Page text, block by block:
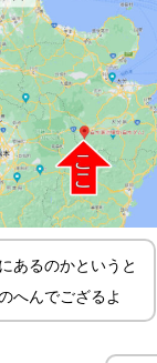
あるのかというと
へんでござるよ